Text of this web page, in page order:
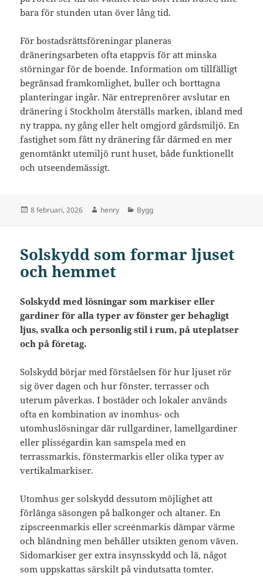
bara för stunden utan över lång tid.
För bostadsrättsföreningar planeras
dräneringsarbeten ofta etappvis för att minska
störningar för de boende. Information om tillfälligt
begränsad framkomlighet, buller och borttagna
planteringar ingår. När entreprenörer avslutar en
dränering i Stockholm återställs marken, ibland med
ny trappa, ny gång eller helt omgjord gårdsmiljö. En
fastighet som fått ny dränering får därmed en mer
genomtänkt utemiljö runt huset, både funktionellt
och utseendemässigt.
Postat
8 februari, 2026 Författare
henry Kategorier
Bygg
Solskydd som formar ljuset
och hemmet
Solskydd med lösningar som markiser eller
gardiner för alla typer av fönster ger behagligt
ljus, svalka och personlig stil i rum, på uteplatser
och på företag.
Solskydd börjar med förståelsen för hur ljuset rör
sig över dagen och hur fönster, terrasser och
uterum påverkas. I bostäder och lokaler används
ofta en kombination av inomhus- och
utomhuslösningar där rullgardiner, lamellgardiner
eller plisségardin kan samspela med en
terrassmarkis, fönstermarkis eller olika typer av
vertikalmarkiser.
Utomhus ger solskydd dessutom möjlighet att
förlänga säsongen på balkonger och altaner. En
zipscreenmarkis eller screénmarkis dämpar värme
och bländning men behåller utsikten genom väven.
Sidomarkiser ger extra insynsskydd och lä, något
som uppskattas särskilt på vindutsatta tomter.